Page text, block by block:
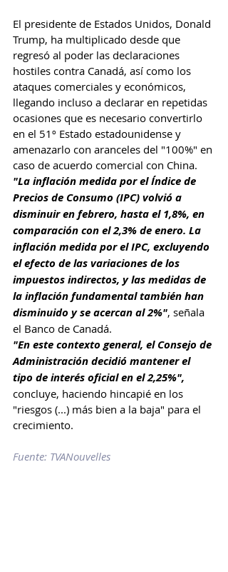
El presidente de Estados Unidos, Donald
Trump, ha multiplicado desde que
regresó al poder las declaraciones
hostiles contra Canadá, así como los
ataques comerciales y económicos,
llegando incluso a declarar en repetidas
ocasiones que es necesario convertirlo
en el 51º Estado estadounidense y
amenazarlo con aranceles del "100%" en
caso de acuerdo comercial con China.
"La inflación medida por el Índice de
Precios de Consumo (IPC) volvió a
disminuir en febrero, hasta el 1,8%, en
comparación con el 2,3% de enero. La
inflación medida por el IPC, excluyendo
el efecto de las variaciones de los
impuestos indirectos, y las medidas de
la inflación fundamental también han
disminuido y se acercan al 2%", señala
el Banco de Canadá.
"En este contexto general, el Consejo de
Administración decidió mantener el
tipo de interés oficial en el 2,25%",
concluye, haciendo hincapié en los
"riesgos (...) más bien a la baja" para el
crecimiento.
Fuente: TVANouvelles